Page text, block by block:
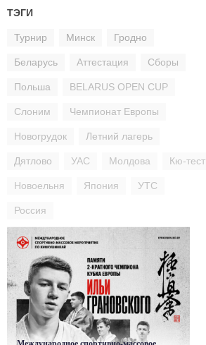
ТЭГИ
Турнир Минск Гродно
Беларусь Аттестация Сборы
Польша BELARUS OPEN CUP
Слоним Чемпионат Европы
Новогрудок Летний лагерь
Дятлово УАС Молдова Кю-тест
Новоельня Япония УТС
Россия